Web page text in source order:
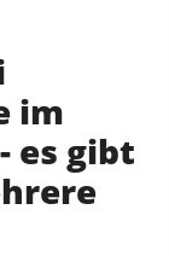
im
es gibt